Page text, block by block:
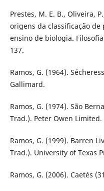
Prestes, M. E. B., Oliveira,
origens da classificação
ensino de biologia.
137.
Ramos, G. (1964).
Gallimard.
Ramos, G. (1974). São
Trad.). Peter Owen Limited.
Ramos, G. (1999). Barren
Trad.). University of Texas
Ramos, G. (2006). Caetés